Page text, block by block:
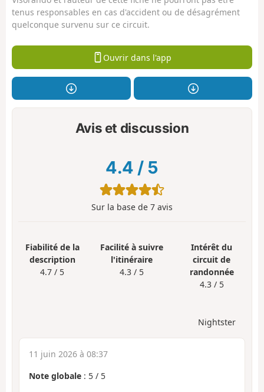
tenus responsables en cas d'accident ou de désagrément
quelconque survenu sur ce circuit.
Ouvrir dans l'app
Avis et discussion
4.4 / 5
Sur la base de 7 avis
Fiabilité de la
description
4.7 / 5
Facilité à suivre
l'itinéraire
4.3 / 5
Intérêt du
circuit de
randonnée
4.3 / 5
Nightster
11 juin 2026 à 08:37
Note globale : 5 / 5